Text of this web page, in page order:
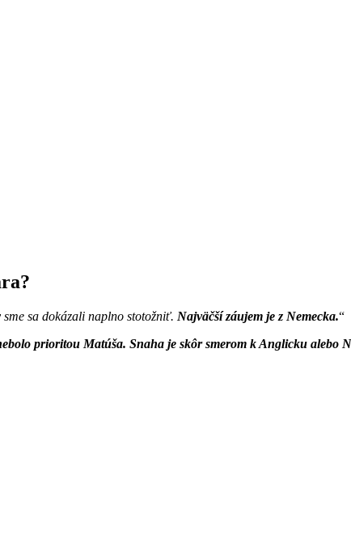
sa dokázali naplno stotožniť. Najväčší záujem je z Nemecka.
prioritou Matúša. Snaha je skôr smerom k Anglicku alebo